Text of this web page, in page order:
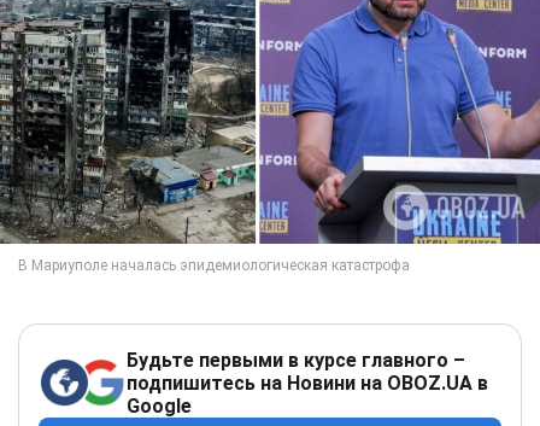
Будьте первыми в курсе главного –
подпишитесь на Новини на OBOZ.UA в
Google